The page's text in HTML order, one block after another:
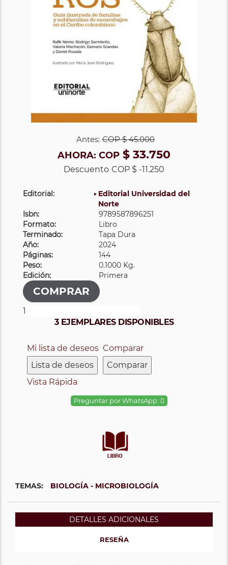
Antes: COP$ 45.000
AHORA: COP $ 33.750
Descuento COP $ -11.250
Editorial:
Editorial Universidad del
Norte
Isbn:
9789587896251
Formato:
Libro
Terminado:
Tapa Dura
Año:
2024
Páginas:
144
Peso:
0.1000 Kg.
Edición:
Primera
3 EJEMPLARES DISPONIBLES
Mi lista de deseos
Lista de deseos
Comparar
Comparar
Vista Rápida
Preguntar por WhatsApp:
TEMAS: BIOLOGÍA - MICROBIOLOGÍA
DETALLES ADICIONALES
RESEÑA